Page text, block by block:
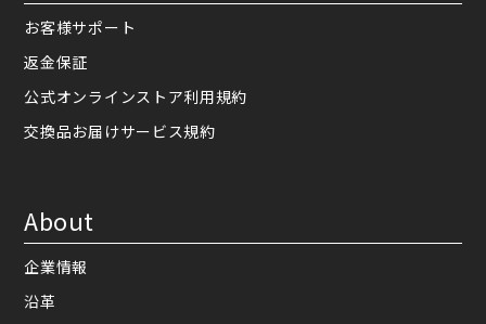
お客様サポート
返金保証
公式オンラインストア利用規約
交換品お届けサービス規約
About
企業情報
沿革